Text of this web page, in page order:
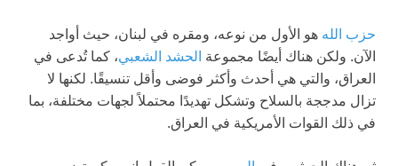
حزب الله هو الأول من نوعه، ومقره في لبنان، حيث أواجد
الآن. ولكن هناك أيضًا مجموعة الحشد الشعبي، كما تُدعى في
العراق، والتي هي أحدث وأكثر فوضى وأقل تنسيقًا. لكنها لا
تزال مدججة بالسلاح وتشكل تهديدًا محتملاً لجهات مختلفة، بما
في ذلك القوات الأمريكية في العراق.